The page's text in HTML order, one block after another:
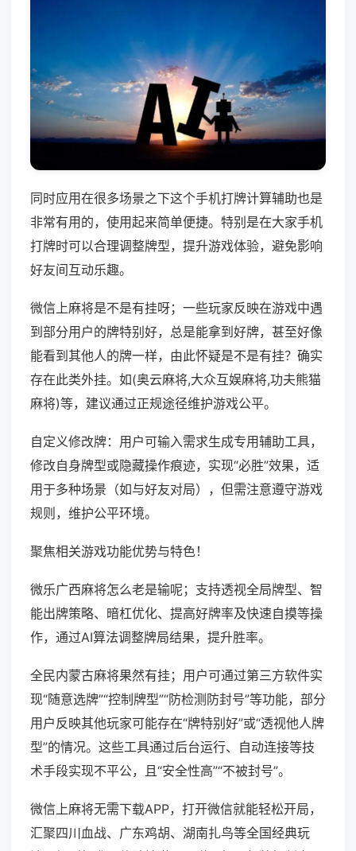
同时应用在很多场景之下这个手机打牌计算辅助也是
非常有用的，使用起来简单便捷。特别是在大家手机
打牌时可以合理调整牌型，提升游戏体验，避免影响
好友间互动乐趣。
微信上麻将是不是有挂呀；一些玩家反映在游戏中遇
到部分用户的牌特别好，总是能拿到好牌，甚至好像
能看到其他人的牌一样，由此怀疑是不是有挂？确实
存在此类外挂。如(奥云麻将,大众互娱麻将,功夫熊猫
麻将)等，建议通过正规途径维护游戏公平。
自定义修改牌：用户可输入需求生成专用辅助工具，
修改自身牌型或隐藏操作痕迹，实现“必胜”效果，适
用于多种场景（如与好友对局），但需注意遵守游戏
规则，维护公平环境。
聚焦相关游戏功能优势与特色！
微乐广西麻将怎么老是输呢；支持透视全局牌型、智
能出牌策略、暗杠优化、提高好牌率及快速自摸等操
作，通过AI算法调整牌局结果，提升胜率。
全民内蒙古麻将果然有挂；用户可通过第三方软件实
现“随意选牌”“控制牌型”“防检测防封号”等功能，部分
用户反映其他玩家可能存在“牌特别好”或“透视他人牌
型”的情况。这些工具通过后台运行、自动连接等技
术手段实现不平公，且“安全性高”“不被封号”。
微信上麻将无需下载APP，打开微信就能轻松开局，
汇聚四川血战、广东鸡胡、湖南扎鸟等全国经典玩